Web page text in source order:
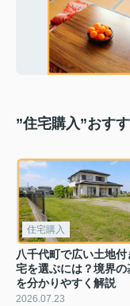
”住宅購入”おす
住宅購入
八千代町で広い土地付
宅を選ぶには？境界の
を分かりやすく解説
2026.07.23